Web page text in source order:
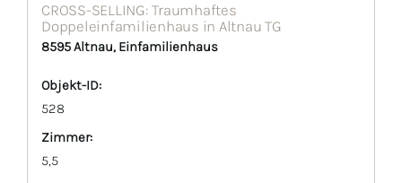
CROSS-SELLING: Traumhaftes
Doppeleinfamilienhaus in Altnau TG
8595 Altnau, Einfamilienhaus
Objekt-ID:
528
Zimmer:
5,5